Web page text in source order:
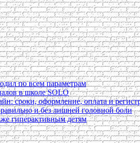
по всем параметрам
в школе SOLO
сроки, оформление, оплата и
и без лишней головной боли
гиперактивным детям